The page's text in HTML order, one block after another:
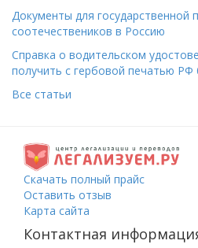
Документы для государственной
соотечествеников в Россию
Справка о водительском
получить с гербовой печатью РФ
Все статьи
Скачать полный прайс
Оставить отзыв
Карта сайта
Контактная